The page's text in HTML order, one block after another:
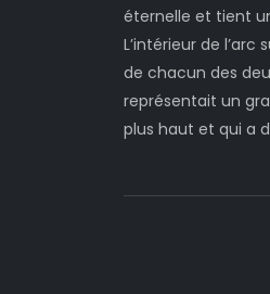
éternelle et tient
L’intérieur de
de chacun des
représentait un
plus haut et qui a